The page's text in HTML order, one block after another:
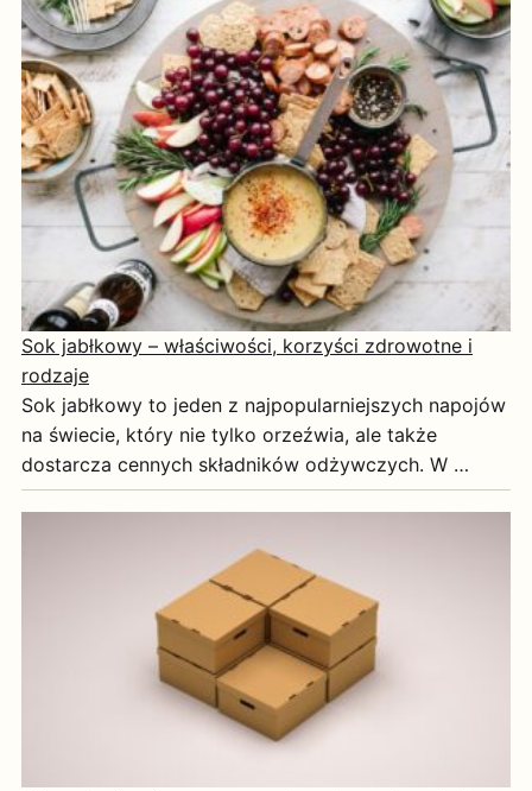
Sok jabłkowy – właściwości, korzyści zdrowotne i
rodzaje
Sok jabłkowy to jeden z najpopularniejszych napojów
na świecie, który nie tylko orzeźwia, ale także
dostarcza cennych składników odżywczych. W …